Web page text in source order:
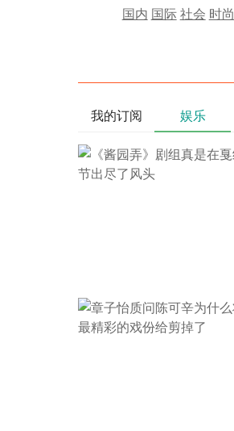
国内 国际社会 时尚
我的订阅 娱乐